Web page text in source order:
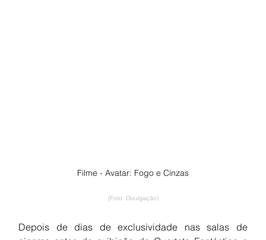
Filme - Avatar: Fogo e Cinzas
(Foto: Divulgação)
Depois de dias de exclusividade nas salas de